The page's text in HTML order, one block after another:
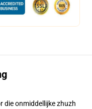
die onmiddellijke zhuzh